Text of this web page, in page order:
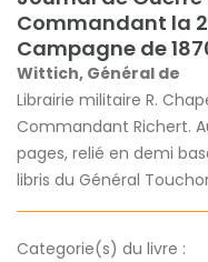
Commandant la
Campagne de
Wittich, Général de
Librairie militaire R.
Commandant Richert.
pages, relié en demi
libris du Général
Categorie(s) du livre :